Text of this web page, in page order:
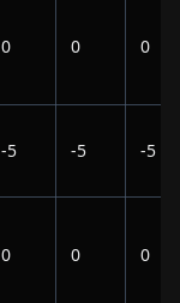
0 0 0
-5 -5 -5
0 0 0